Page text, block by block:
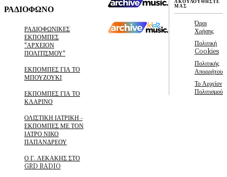
ΡΑΔΙΟΦΩΝΟ
ΡΑΔΙΟΦΩΝΙΚΕΣ
ΕΚΠΟΜΠΕΣ
"ΑΡΧΕΙΟΝ
ΠΟΛΙΤΙΣΜΟΥ"
ΕΚΠΟΜΠΕΣ ΓΙΑ ΤΟ
ΜΠΟΥΖΟΥΚΙ
ΕΚΠΟΜΠΕΣ ΓΙΑ ΤΟ
ΚΛΑΡΙΝΟ
ΟΛΙΣΤΙΚΗ ΙΑΤΡΙΚΗ -
ΕΚΠΟΜΠΕΣ ΜΕ ΤΟΝ
ΙΑΤΡΟ ΝΙΚΟ
ΠΑΠΑΝΔΡΕΟΥ
Ο Γ. ΛΕΚΑΚΗΣ ΣΤΟ
GRD RADIO
ΜΑΣ
Όροι
Χρήσης
Πολιτική
Cookies
Πολιτικής
Απορρήτου
Το Αρχείον
Πολιτισμού